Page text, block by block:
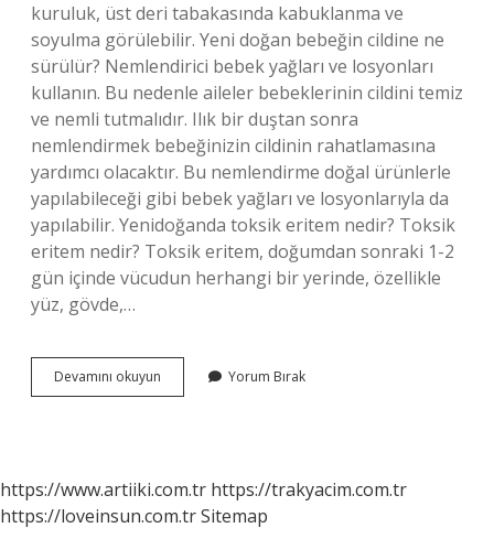
kuruluk, üst deri tabakasında kabuklanma ve
soyulma görülebilir. Yeni doğan bebeğin cildine ne
sürülür? Nemlendirici bebek yağları ve losyonları
kullanın. Bu nedenle aileler bebeklerinin cildini temiz
ve nemli tutmalıdır. Ilık bir duştan sonra
nemlendirmek bebeğinizin cildinin rahatlamasına
yardımcı olacaktır. Bu nemlendirme doğal ürünlerle
yapılabileceği gibi bebek yağları ve losyonlarıyla da
yapılabilir. Yenidoğanda toksik eritem nedir? Toksik
eritem nedir? Toksik eritem, doğumdan sonraki 1-2
gün içinde vücudun herhangi bir yerinde, özellikle
yüz, gövde,…
Devamını okuyun
Doğmuş
Yorum Bırak
https://www.artiiki.com.tr https://trakyacim.com.tr
https://loveinsun.com.trSitemap